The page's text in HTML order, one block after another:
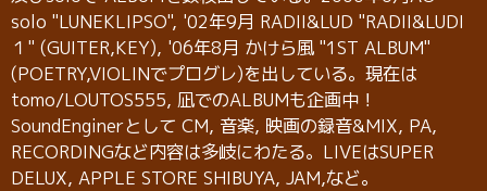
solo "LUNEKLIPSO", '02年9月 RADII&LUD "RADII&LUDI
１" (GUITER,KEY), '06年8月 かけら風 "1ST ALBUM"
(POETRY,VIOLINでプログレ)を出している。現在は
tomo/LOUTOS555, 凪でのALBUMも企画中！
SoundEnginerとして CM, 音楽, 映画の録音&MIX, PA,
RECORDINGなど内容は多岐にわたる。LIVEはSUPER
DELUX, APPLE STORE SHIBUYA, JAM,など。